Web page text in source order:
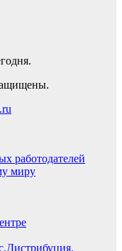
работодателей
миру